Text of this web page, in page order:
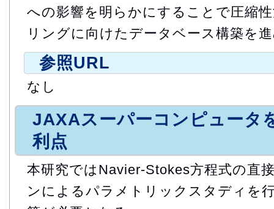
への影響を明らかにすることで圧縮
リングに向けたデータベース構築を
参照URL
なし
JAXAスーパーコンピュータ
利点
本研究ではNavier-Stokes方程式の直
ンによるパラメトリックスタディを